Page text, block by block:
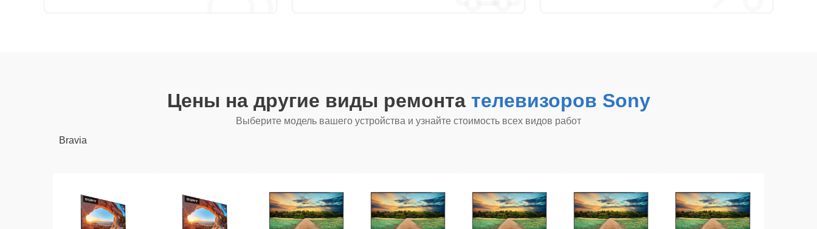
Цены на другие виды ремонта телевизоров Sony
Выберите модель вашего устройства и узнайте стоимость всех видов работ
Bravia